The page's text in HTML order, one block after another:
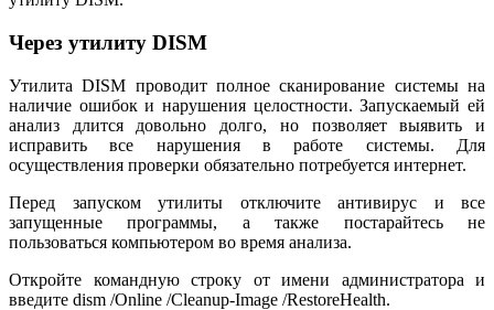
Через утилиту DISM
Утилита DISM проводит полное сканирование системы на
наличие ошибок и нарушения целостности. Запускаемый ей
анализ длится довольно долго, но позволяет выявить и
исправить все нарушения в работе системы. Для
осуществления проверки обязательно потребуется интернет.
Перед запуском утилиты отключите антивирус и все
запущенные программы, а также постарайтесь не
пользоваться компьютером во время анализа.
Откройте командную строку от имени администратора и
введите dism /Online /Cleanup-Image /RestoreHealth.